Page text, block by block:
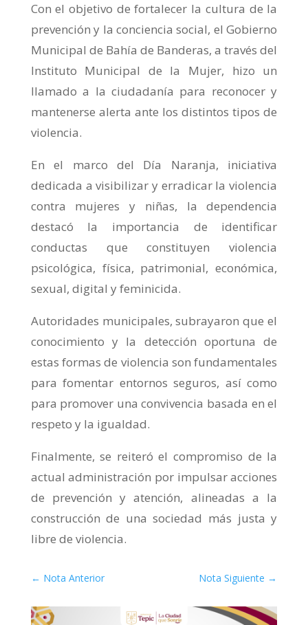
Con el objetivo de fortalecer la cultura de la
prevención y la conciencia social, el Gobierno
Municipal de Bahía de Banderas, a través del
Instituto Municipal de la Mujer, hizo un
llamado a la ciudadanía para reconocer y
mantenerse alerta ante los distintos tipos de
violencia.
En el marco del Día Naranja, iniciativa
dedicada a visibilizar y erradicar la violencia
contra mujeres y niñas, la dependencia
destacó la importancia de identificar
conductas que constituyen violencia
psicológica, física, patrimonial, económica,
sexual, digital y feminicida.
Autoridades municipales, subrayaron que el
conocimiento y la detección oportuna de
estas formas de violencia son fundamentales
para fomentar entornos seguros, así como
para promover una convivencia basada en el
respeto y la igualdad.
Finalmente, se reiteró el compromiso de la
actual administración por impulsar acciones
de prevención y atención, alineadas a la
construcción de una sociedad más justa y
libre de violencia.
← Nota Anterior Nota Siguiente →